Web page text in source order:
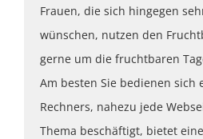
Frauen, die sich hingegen
wünschen, nutzen den
gerne um die fruchtbaren
Am besten Sie bedienen sich
Rechners, nahezu jede
Thema beschäftigt, bietet